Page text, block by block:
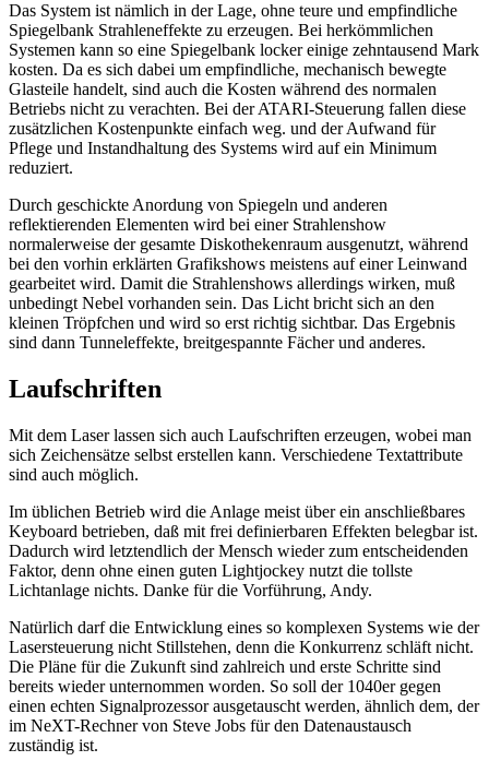
Das System ist nämlich in der Lage, ohne teure und empfindliche
Spiegelbank Strahleneffekte zu erzeugen. Bei herkömmlichen
Systemen kann so eine Spiegelbank locker einige zehntausend Mark
kosten. Da es sich dabei um empfindliche, mechanisch bewegte
Glasteile handelt, sind auch die Kosten während des normalen
Betriebs nicht zu verachten. Bei der ATARI-Steuerung fallen diese
zusätzlichen Kostenpunkte einfach weg. und der Aufwand für
Pflege und Instandhaltung des Systems wird auf ein Minimum
reduziert.
Durch geschickte Anordung von Spiegeln und anderen
reflektierenden Elementen wird bei einer Strahlenshow
normalerweise der gesamte Diskothekenraum ausgenutzt, während
bei den vorhin erklärten Grafikshows meistens auf einer Leinwand
gearbeitet wird. Damit die Strahlenshows allerdings wirken, muß
unbedingt Nebel vorhanden sein. Das Licht bricht sich an den
kleinen Tröpfchen und wird so erst richtig sichtbar. Das Ergebnis
sind dann Tunneleffekte, breitgespannte Fächer und anderes.
Laufschriften
Mit dem Laser lassen sich auch Laufschriften erzeugen, wobei man
sich Zeichensätze selbst erstellen kann. Verschiedene Textattribute
sind auch möglich.
Im üblichen Betrieb wird die Anlage meist über ein anschließbares
Keyboard betrieben, daß mit frei definierbaren Effekten belegbar ist.
Dadurch wird letztendlich der Mensch wieder zum entscheidenden
Faktor, denn ohne einen guten Lightjockey nutzt die tollste
Lichtanlage nichts. Danke für die Vorführung, Andy.
Natürlich darf die Entwicklung eines so komplexen Systems wie der
Lasersteuerung nicht Stillstehen, denn die Konkurrenz schläft nicht.
Die Pläne für die Zukunft sind zahlreich und erste Schritte sind
bereits wieder unternommen worden. So soll der 1040er gegen
einen echten Signalprozessor ausgetauscht werden, ähnlich dem, der
im NeXT-Rechner von Steve Jobs für den Datenaustausch
zuständig ist.